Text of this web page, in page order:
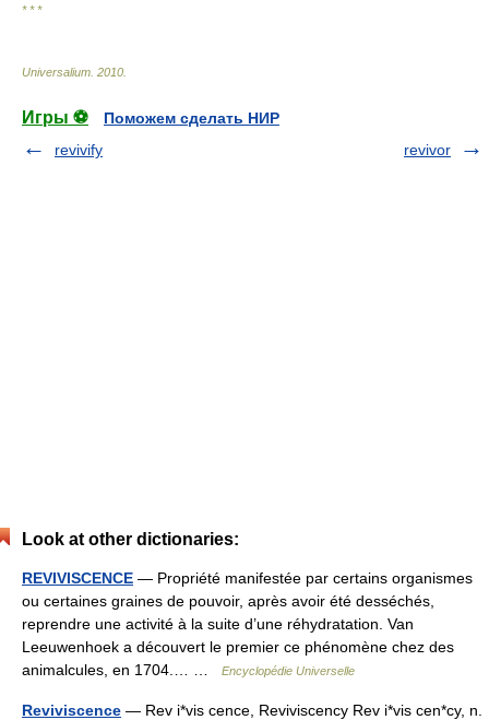
* * *
Universalium 2010
Игры ⚽
Поможем сделать НИР
revivify
revivor
Look at other dictionaries:
REVIVISCENCE — Propriété manifestée par certains organismes
ou certaines graines de pouvoir, après avoir été desséchés,
reprendre une activité à la suite d’une réhydratation. Van
Leeuwenhoek a découvert le premier ce phénomène chez des
animalcules, en 1704.… …
Encyclopédie Universelle
Reviviscence — Rev i*vis cence, Reviviscency Rev i*vis cen*cy, n.